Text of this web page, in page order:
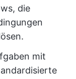
die
mit